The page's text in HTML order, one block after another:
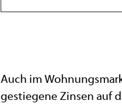
Auch im
gestiegene Zinsen auf